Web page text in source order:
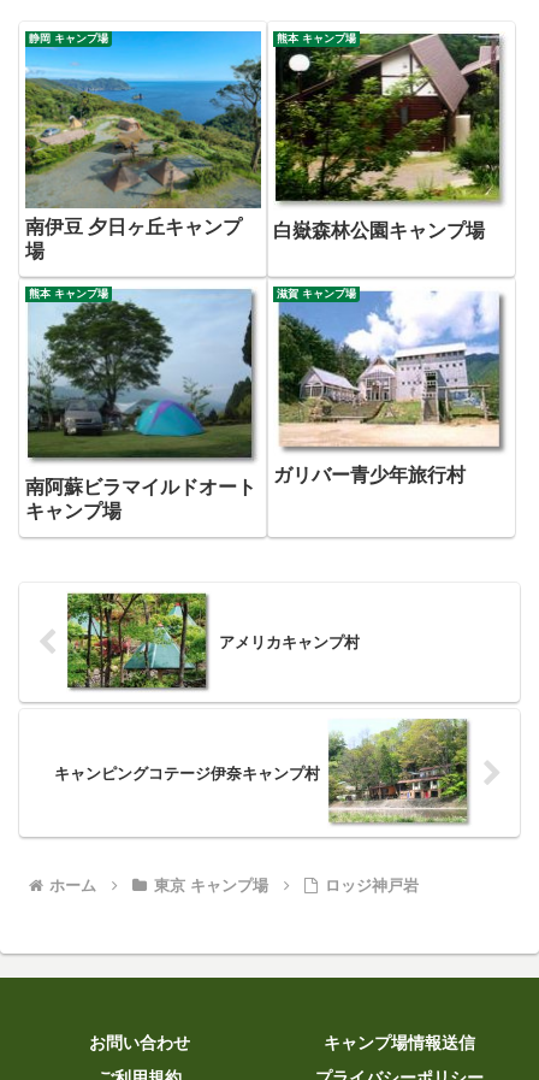
静岡 キャンプ場
南伊豆 夕日ヶ丘キャンプ
場
熊本 キャンプ場
白嶽森林公園キャンプ場
熊本 キャンプ場
南阿蘇ビラマイルドオート
キャンプ場
滋賀 キャンプ場
ガリバー青少年旅行村
アメリカキャンプ村
キャンピングコテージ伊奈キャンプ村
ホーム 東京 キャンプ場 ロッジ神戸岩
お問い合わせ
キャンプ場情報送信